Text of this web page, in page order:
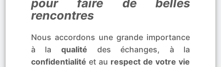
pour faire de belles
rencontres
Nous accordons une grande importance
à la qualité des échanges, à la
confidentialité et au respect de votre vie